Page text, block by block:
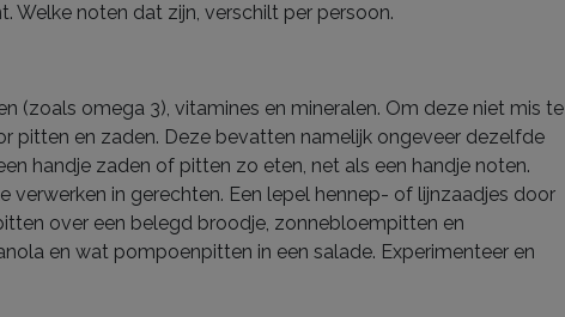
Welke noten dat zijn, verschilt per persoon.
(zoals omega 3), vitamines en mineralen. Om deze niet mis te
pitten en zaden. Deze bevatten namelijk ongeveer dezelfde
handje zaden of pitten zo eten, net als een handje noten.
verwerken in gerechten. Een lepel hennep- of lijnzaadjes door
over een belegd broodje, zonnebloempitten en
en wat pompoenpitten in een salade. Experimenteer en